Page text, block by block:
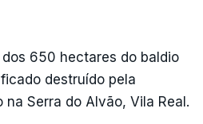
650 hectares do baldio
destruído pela
Serra do Alvão, Vila Real.